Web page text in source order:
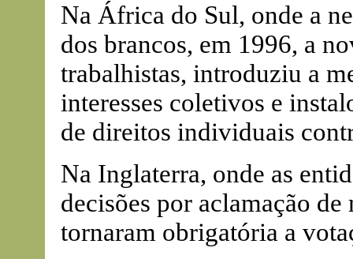
Na África do Sul, onde a
dos brancos, em 1996, a
trabalhistas, introduziu a
interesses coletivos e
de direitos individuais
Na Inglaterra, onde as
decisões por aclamação
tornaram obrigatória a